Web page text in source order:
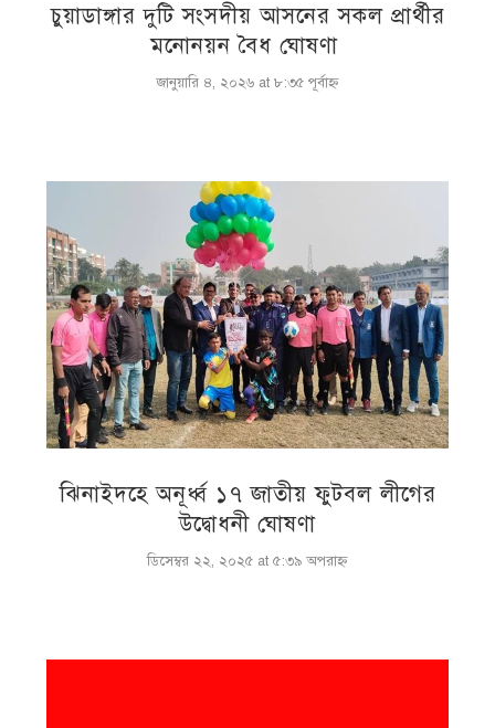
চুয়াডাঙ্গার দুটি সংসদীয় আসনের সকল প্রার্থীর
মনোনয়ন বৈধ ঘোষণা
জানুয়ারি ৪, ২০২৬ at ৮:৩৫ পূর্বাহ্ণ
ঝিনাইদহে অনূর্ধ্ব ১৭ জাতীয় ফুটবল লীগের
উদ্বোধনী ঘোষণা
ডিসেম্বর ২২, ২০২৫ at ৫:৩৯ অপরাহ্ণ